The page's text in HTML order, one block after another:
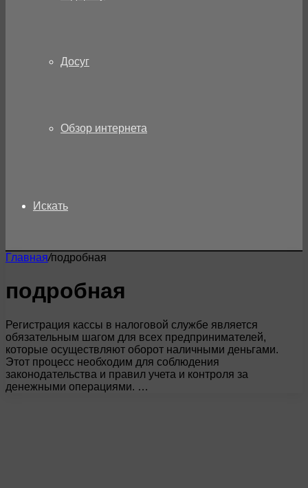
Досуг
Обзор интернета
Искать
Главная/подробная
подробная
Регистрация кассы в налоговой службе является
обязательным шагом для всех предпринимателей,
которые осуществляют оборот наличными деньгами.
Этот процесс необходим для соблюдения
законодательства и правил учета и контроля за
денежными операциями. …